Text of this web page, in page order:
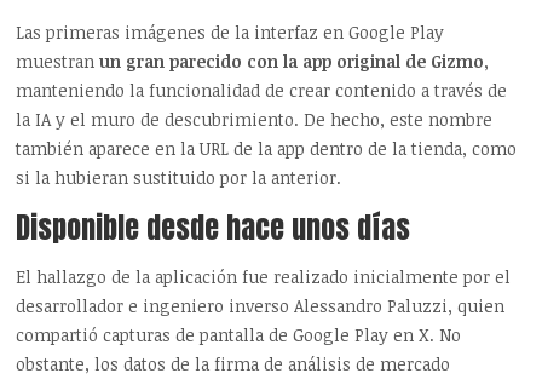
Las primeras imágenes de la interfaz en Google Play
muestranun gran parecido con la app original de Gizmo,
manteniendo la funcionalidad de crear contenido a través de
la IA y el muro de descubrimiento. De hecho, este nombre
también aparece en la URL de la app dentro de la tienda, como
si la hubieran sustituido por la anterior.
Disponible desde hace unos días
El hallazgo de la aplicación fue realizado inicialmente por el
desarrollador e ingeniero inverso Alessandro Paluzzi, quien
compartió capturas de pantalla de Google Play en X. No
obstante, los datos de la firma de análisis de mercado